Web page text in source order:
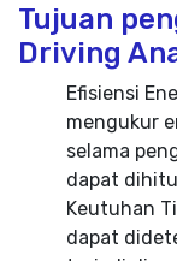
Tujuan
Driving
Efisiensi
mengukur
selama
dapat
Keutuhan
dapat